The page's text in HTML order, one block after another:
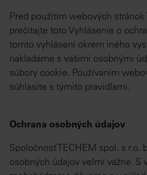
Pred použitím webových stránok
prečítajte toto Vyhlásenie o
tomto vyhlásení okrem iného
nakladáme s vašimi osobnými
súbory cookie. Používaním
súhlasíte s týmito pravidlami.
Ochrana osobných údajov
Spoločnosť TECHEM spol. s r.o.
osobných údajov veľmi vážne. S